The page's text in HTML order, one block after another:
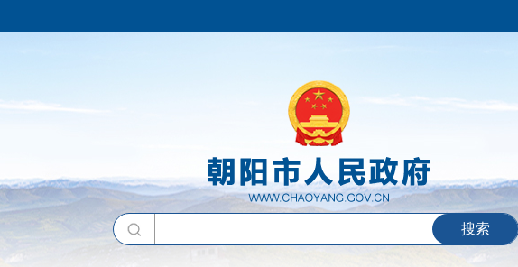
搜索